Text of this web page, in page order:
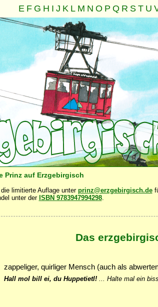
E F G H I J K L M N O P Q R S T U
·Seele · Geist ·Familie Gemeinschaft
Prinz auf Erzgebirgisch
limitierte Auflage unter prinz@erzgebirgisch.de
unter der ISBN 9783947994298.
Das
zappeliger, quirliger Mensch (auch als
Hall mol bill ei, du Huppetietl!... Halte mal ein